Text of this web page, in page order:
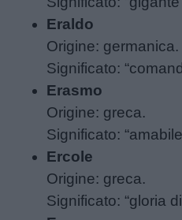
Auguri
Barzellette
Educazione
positiva
Eraldo
Origine: germanica.
Significato:
Erasmo
Origine: greca.
Significato:
Ercole
Origine: greca.
Significato: “gloria